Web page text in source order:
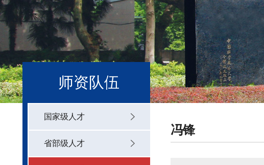
师资队伍
国家级人才
省部级人才
冯锋